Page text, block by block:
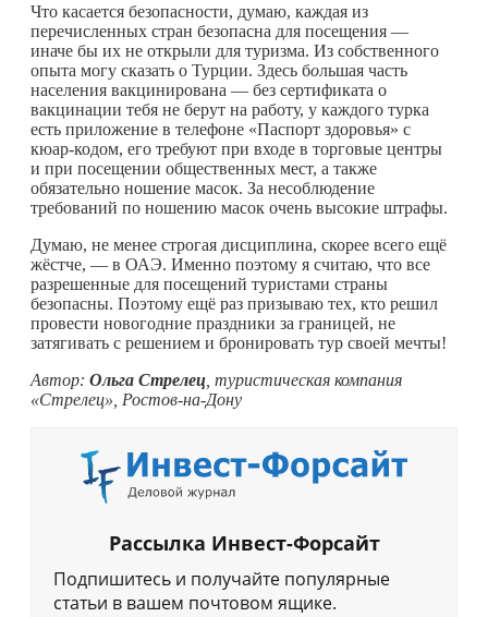
Что касается безопасности, думаю, каждая из
перечисленных стран безопасна для посещения —
иначе бы их не открыли для туризма. Из собственного
опыта могу сказать о Турции. Здесь большая часть
населения вакцинирована — без сертификата о
вакцинации тебя не берут на работу, у каждого турка
есть приложение в телефоне «Паспорт здоровья» с
кюар-кодом, его требуют при входе в торговые центры
и при посещении общественных мест, а также
обязательно ношение масок. За несоблюдение
требований по ношению масок очень высокие штрафы.
Думаю, не менее строгая дисциплина, скорее всего ещё
жёстче, — в ОАЭ. Именно поэтому я считаю, что все
разрешенные для посещений туристами страны
безопасны. Поэтому ещё раз призываю тех, кто решил
провести новогодние праздники за границей, не
затягивать с решением и бронировать тур своей мечты!
Автор: Ольга Стрелец , туристическая компания
«Стрелец», Ростов-на-Дону
Рассылка Инвест-Форсайт
Подпишитесь и получайте популярные
статьи в вашем почтовом ящике.